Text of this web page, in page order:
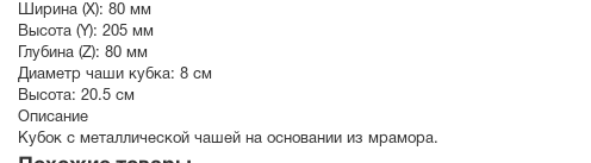
Ширина (X): 80 мм
Высота (Y): 205 мм
Глубина (Z): 80 мм
Диаметр чаши кубка: 8 см
Высота: 20.5 см
Описание
Кубок с металлической чашей на основании из мрамора.